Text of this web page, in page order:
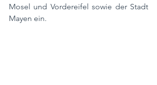
Mosel und Vordereifel sowie der Stadt
Mayen ein.